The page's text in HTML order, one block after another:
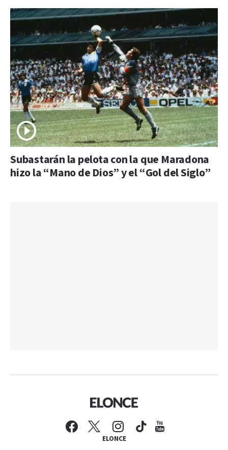
Subastarán la pelota con la que Maradona
hizo la “Mano de Dios” y el “Gol del Siglo”
ELONCE